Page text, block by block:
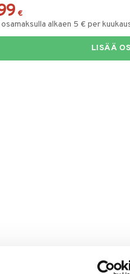
€
osamaksulla alkaen 5 € per
LISÄÄ